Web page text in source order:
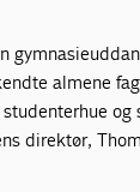
almene
direktør,